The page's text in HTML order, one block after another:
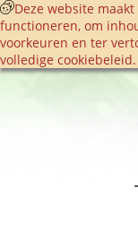
Deze website
functioneren, om
voorkeuren en ter
volledige